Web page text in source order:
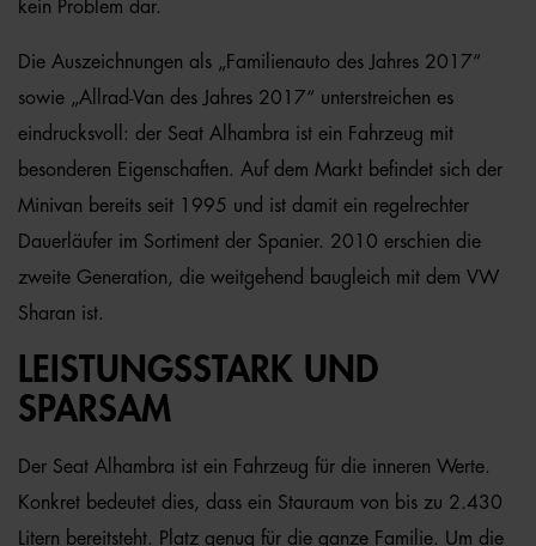
kein Problem dar.
Die Auszeichnungen als „Familienauto des Jahres 2017“
sowie „Allrad-Van des Jahres 2017“ unterstreichen es
eindrucksvoll: der Seat Alhambra ist ein Fahrzeug mit
besonderen Eigenschaften. Auf dem Markt befindet sich der
Minivan bereits seit 1995 und ist damit ein regelrechter
Dauerläufer im Sortiment der Spanier. 2010 erschien die
zweite Generation, die weitgehend baugleich mit dem VW
Sharan ist.
LEISTUNGSSTARK UND
SPARSAM
Der Seat Alhambra ist ein Fahrzeug für die inneren Werte.
Konkret bedeutet dies, dass ein Stauraum von bis zu 2.430
Litern bereitsteht. Platz genug für die ganze Familie. Um die